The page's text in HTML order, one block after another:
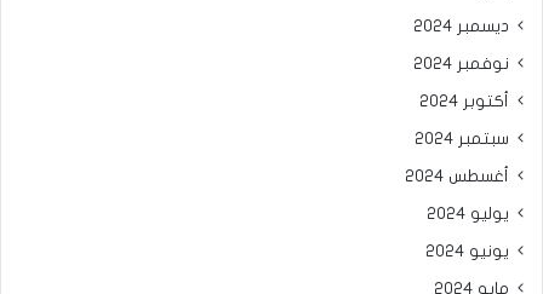
ديسمبر 2024
نوفمبر 2024
أكتوبر 2024
سبتمبر 2024
أغسطس 2024
يوليو 2024
يونيو 2024
مايو 2024